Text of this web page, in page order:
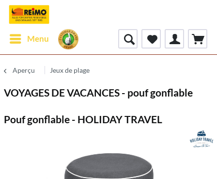
Menu
Aperçu Jeux de plage
VOYAGES DE VACANCES - pouf gonflable
Pouf gonflable - HOLIDAY TRAVEL